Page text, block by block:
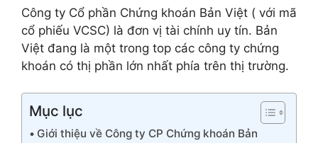
Công ty Cổ phần Chứng khoán Bản Việt ( với mã
cổ phiếu VCSC) là đơn vị tài chính uy tín. Bản
Việt đang là một trong top các công ty chứng
khoán có thị phần lớn nhất phía trên thị trường.
Mục lục
Giới thiệu về Công ty CP Chứng khoán Bản